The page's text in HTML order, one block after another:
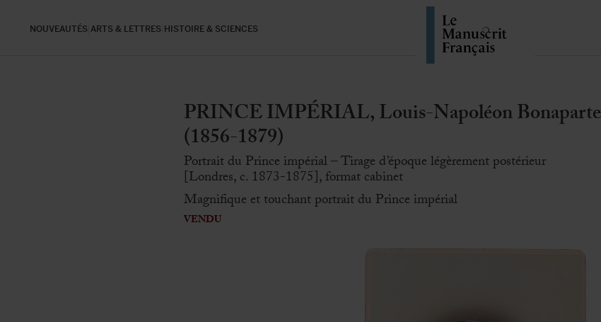
NOUVEAUTÉS ARTS & LETTRES HISTOIRE & SCIENCES
PRINCE IMPÉRIAL, Louis-Napoléon Bonaparte
(1856-1879)
Portrait du Prince impérial – Tirage d’époque légèrement postérieur
[Londres, c. 1873-1875], format cabinet
Magnifique et touchant portrait du Prince impérial
VENDU